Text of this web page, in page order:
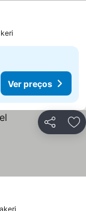
Ver preços
Partilhar